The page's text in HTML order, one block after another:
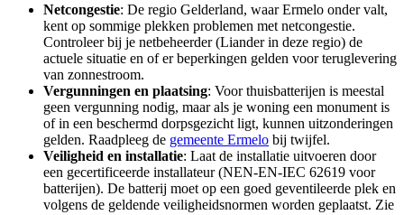
Netcongestie: De regio Gelderland, waar Ermelo onder valt,
kent op sommige plekken problemen met netcongestie.
Controleer bij je netbeheerder (Liander in deze regio) de
actuele situatie en of er beperkingen gelden voor teruglevering
van zonnestroom.
Vergunningen en plaatsing: Voor thuisbatterijen is meestal
geen vergunning nodig, maar als je woning een monument is
of in een beschermd dorpsgezicht ligt, kunnen uitzonderingen
gelden. Raadpleeg de gemeente Ermelo bij twijfel.
Veiligheid en installatie: Laat de installatie uitvoeren door
een gecertificeerde installateur (NEN-EN-IEC 62619 voor
batterijen). De batterij moet op een goed geventileerde plek en
volgens de geldende veiligheidsnormen worden geplaatst. Zie